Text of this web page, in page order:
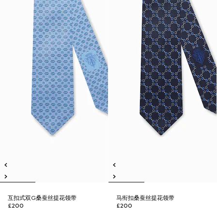
互扣式双G桑蚕丝提花领带
£200
马衔扣桑蚕丝提花领带
£200